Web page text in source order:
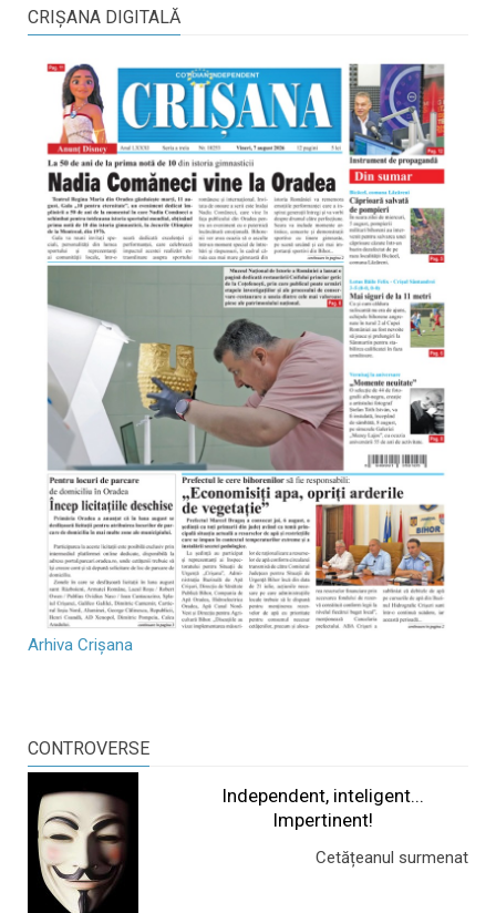
CRIŞANA DIGITALĂ
Arhiva Crișana
CONTROVERSE
Independent, inteligent...
Impertinent!
Cetățeanul surmenat